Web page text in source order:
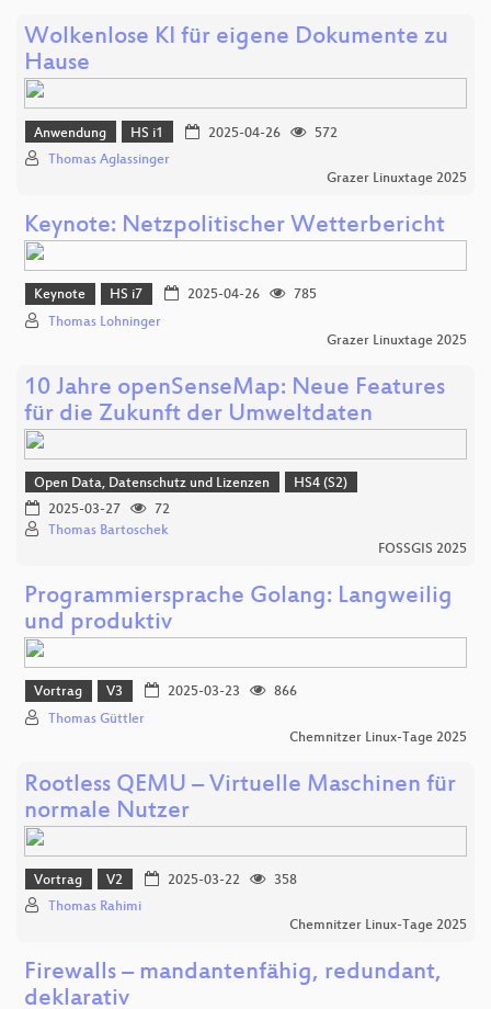
Wolkenlose KI für eigene Dokumente zu
Hause
Anwendung HS i1 2025-04-26
572
Thomas Aglassinger
Grazer Linuxtage 2025
Keynote: Netzpolitischer Wetterbericht
Keynote HS i7 2025-04-26
785
Thomas Lohninger
Grazer Linuxtage 2025
10 Jahre openSenseMap: Neue Features
für die Zukunft der Umweltdaten
Open Data, Datenschutz und Lizenzen
HS4 (S2)
2025-03-27
72
Thomas Bartoschek
FOSSGIS 2025
Programmiersprache Golang: Langweilig
und produktiv
Vortrag V3 2025-03-23
866
Thomas Güttler
Chemnitzer Linux-Tage 2025
Rootless QEMU – Virtuelle Maschinen für
normale Nutzer
Vortrag V2 2025-03-22
358
Thomas Rahimi
Chemnitzer Linux-Tage 2025
Firewalls – mandantenfähig, redundant,
deklarativ